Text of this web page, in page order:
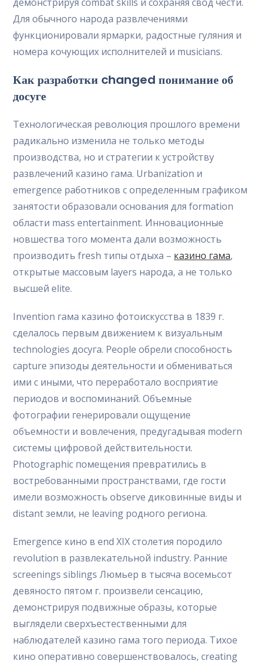
Для обычного народа развлечениями
функционировали ярмарки, радостные гуляния и
номера кочующих исполнителей и musicians.
Как разработки changed понимание об
досуге
Технологическая революция прошлого времени
радикально изменила не только методы
производства, но и стратегии к устройству
развлечений казино гама. Urbanization и
emergence работников с определенным графиком
занятости образовали основания для formation
области mass entertainment. Инновационные
новшества того момента дали возможность
производить fresh типы отдыха – казино гама,
открытые массовым layers народа, а не только
высшей elite.
Invention гама казино фотоискусства в 1839 г.
сделалось первым движением к визуальным
technologies досуга. People обрели способность
capture эпизоды деятельности и обмениваться
ими с иными, что переработало восприятие
периодов и воспоминаний. Объемные
фотографии генерировали ощущение
объемности и вовлечения, предугадывая modern
системы цифровой действительности.
Photographic помещения превратились в
востребованными пространствами, где гости
имели возможность observe диковинные виды и
distant земли, не leaving родного региона.
Emergence кино в end XIX столетия породило
revolution в развлекательной industry. Ранние
screenings siblings Люмьер в тысяча восемьсот
девяносто пятом г. произвели сенсацию,
демонстрируя подвижные образы, которые
выглядели сверхъестественными для
наблюдателей казино гама того периода. Тихое
кино оперативно совершенствовалось, creating